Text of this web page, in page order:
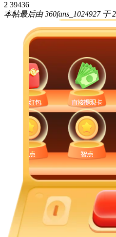
2 39436
本帖最后由 360fans_1024927 于